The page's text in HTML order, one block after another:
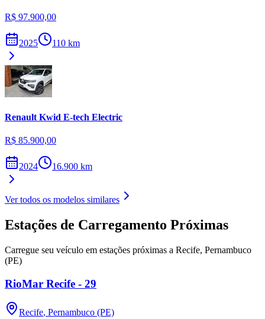
R$ 97.900,00
2025 110 km
Renault Kwid E-tech Electric
R$ 85.900,00
2024 16.900 km
Ver todos os modelos similares
Estações de Carregamento Próximas
Carregue seu veículo em estações próximas a Recife, Pernambuco
(PE)
RioMar Recife - 29
Recife, Pernambuco (PE)